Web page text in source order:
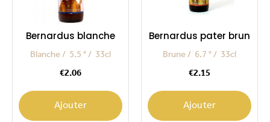
Bernardus blanche
Blanche 5.5 ° 33cl
€2.06
Ajouter
Bernardus pater brun
Brune 6.7 ° 33cl
€2.15
Ajouter